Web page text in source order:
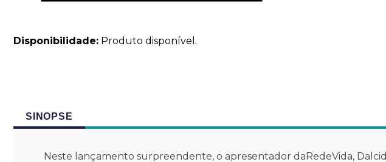
Disponibilidade: Produto disponível.
SINOPSE
Neste lançamento surpreendente, o apresentador daRedeVida,